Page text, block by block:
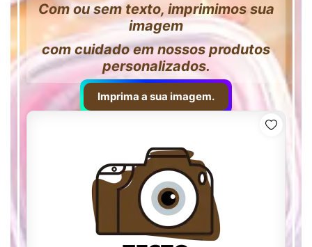
Com ou sem texto, imprimimos sua
imagem
com cuidado em nossos produtos
personalizados.
Imprima a sua imagem.